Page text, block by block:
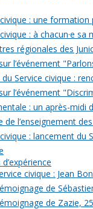
: une
: à chacun·e
régionales des
l’événement
du Service civique :
l’événement
: un après-midi
de l’enseignement
: lancement du
civique : Jean
de
de Zazie,